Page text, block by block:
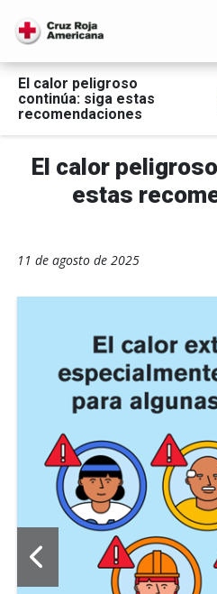
El calor peligroso
continúa: siga estas
recomendaciones
El calor
estas
11 de agosto de 2025